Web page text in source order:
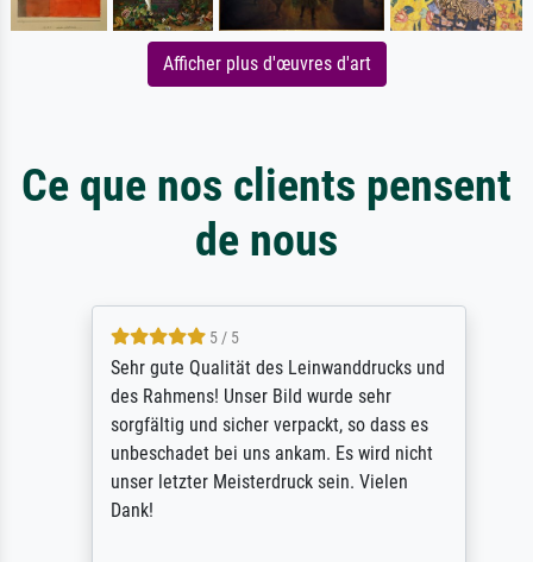
Afficher plus d'œuvres d'art
Ce que nos clients pensent
de nous
5 / 5
Sehr gute Qualität des Leinwanddrucks und
des Rahmens! Unser Bild wurde sehr
sorgfältig und sicher verpackt, so dass es
unbeschadet bei uns ankam. Es wird nicht
unser letzter Meisterdruck sein. Vielen
Dank!